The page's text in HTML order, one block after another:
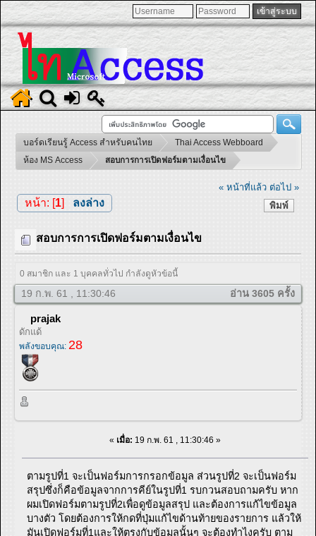
บอร์ดเรียนรู้ Access สำหรับคนไทย
Thai Access Webboard
ห้อง MS Access
สอบการการเปิดฟอร์มตามเงื่อนไข
« หน้าที่แล้ว ต่อไป »
พิมพ์
หน้า: [1] ลงล่าง
สอบการการเปิดฟอร์มตามเงื่อนไข
0 สมาชิก และ 1 บุคคลทั่วไป กำลังดูหัวข้อนี้
19 ก.พ. 61 , 11:30:46 อ่าน 3605 ครั้ง
prajak
ดักแด้
พลังขอบคุณ: 28
« เมื่อ: 19 ก.พ. 61 , 11:30:46 »
ตามรูปที่1 จะเป็นฟอร์มการกรอกข้อมูล ส่วนรูปที่2 จะเป็นฟอร์ม
สรุปซึ่งก็คือข้อมูลจากการคีย์ในรูปที่1 รบกวนสอบถามครับ หาก
ผมเปิดฟอร์มตามรูปที่2เพื่อดูข้อมูลสรุป และต้องการแก้ไขข้อมูล
บางตัว โดยต้องการให้กดที่ปุ่มแก้ไขด้านท้ายของรายการ แล้วให้
มันเปิดฟอร์มที่1และให้ตรงกับข้อมูลนั้นๆ จะต้องทำไงครับ ตาม